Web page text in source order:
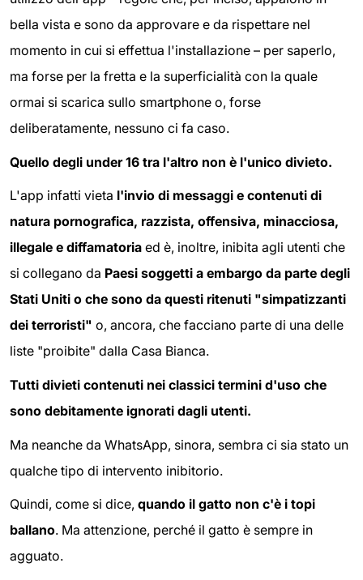
bella vista e sono da approvare e da rispettare nel
momento in cui si effettua l'installazione – per saperlo,
ma forse per la fretta e la superficialità con la quale
ormai si scarica sullo smartphone o, forse
deliberatamente, nessuno ci fa caso.
Quello degli under 16 tra l'altro non è l'unico divieto.
L'app infatti vieta l'invio di messaggi e contenuti di
natura pornografica, razzista, offensiva, minacciosa,
illegale e diffamatoria ed è, inoltre, inibita agli utenti che
si collegano da Paesi soggetti a embargo da parte degli
Stati Uniti o che sono da questi ritenuti "simpatizzanti
dei terroristi" o, ancora, che facciano parte di una delle
liste "proibite" dalla Casa Bianca.
Tutti divieti contenuti nei classici termini d'uso che
sono debitamente ignorati dagli utenti.
Ma neanche da WhatsApp, sinora, sembra ci sia stato un
qualche tipo di intervento inibitorio.
Quindi, come si dice, quando il gatto non c'è i topi
ballano. Ma attenzione, perché il gatto è sempre in
agguato.